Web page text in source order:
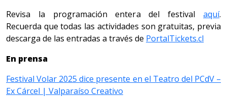
Revisa la programación entera del festival aquí.
Recuerda que todas las actividades son gratuitas, previa
descarga de las entradas a través de PortalTickets.cl
En prensa
Festival Volar 2025 dice presente en el Teatro del PCdV –
Ex Cárcel | Valparaí­so Creativo